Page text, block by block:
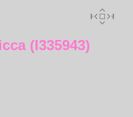
(I335943)